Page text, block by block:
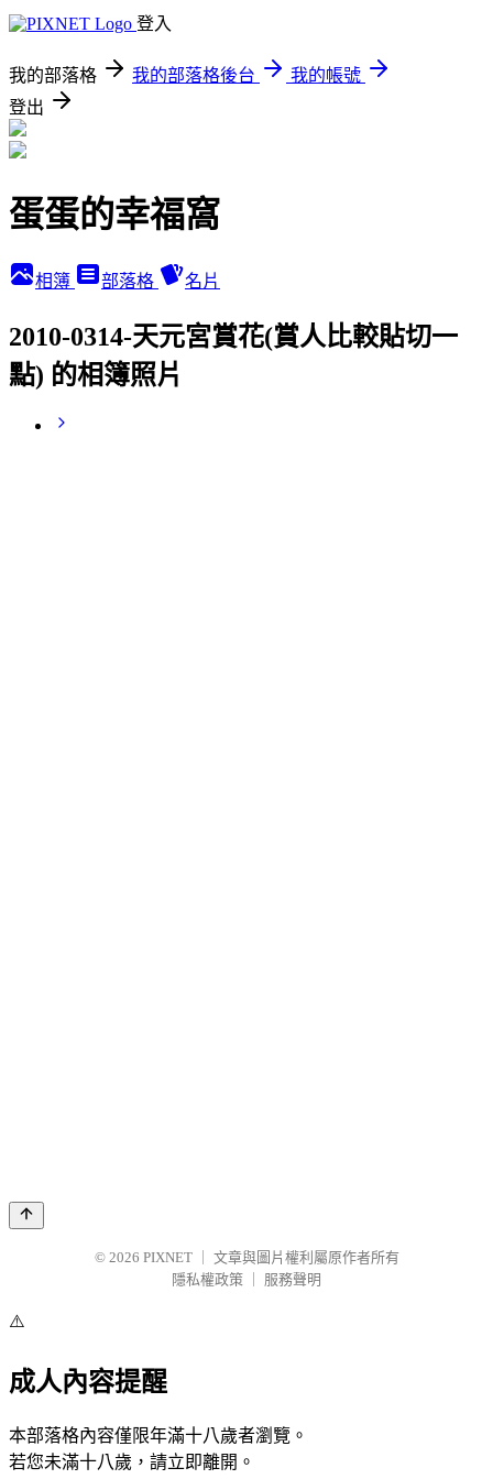
登入
我的部落格 我的部落格後台
我的帳號
登出
蛋蛋的幸福窩
相簿 部落格 名片
2010-0314-天元宮賞花(賞人比較貼切一
點) 的相簿照片
© 2026 PIXNET
文章與圖片權利屬原作者所有
隱私權政策
服務聲明
⚠️
成人內容提醒
本部落格內容僅限年滿十八歲者瀏覽。
若您未滿十八歲，請立即離開。